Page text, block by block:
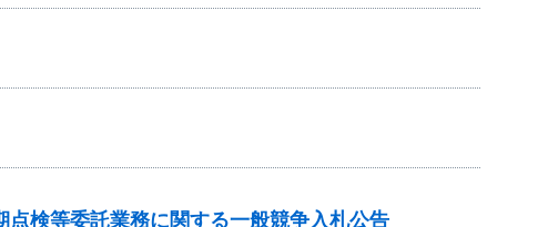
検等委託業務に関する一般競争入札公告